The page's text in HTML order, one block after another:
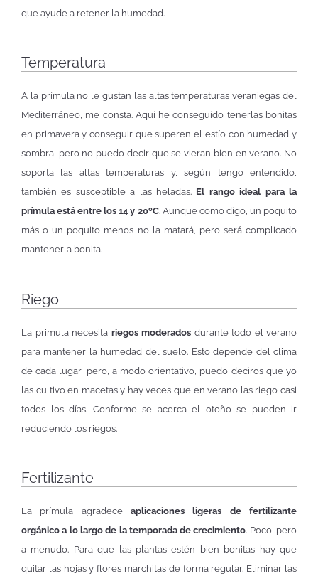
que ayude a retener la humedad.
Temperatura
A la prímula no le gustan las altas temperaturas veraniegas del
Mediterráneo, me consta. Aquí he conseguido tenerlas bonitas
en primavera y conseguir que superen el estío con humedad y
sombra, pero no puedo decir que se vieran bien en verano. No
soporta las altas temperaturas y, según tengo entendido,
también es susceptible a las heladas. El rango ideal para la
prímula está entre los 14 y 20ºC. Aunque como digo, un poquito
más o un poquito menos no la matará, pero será complicado
mantenerla bonita.
Riego
La primula necesita riegos moderados durante todo el verano
para mantener la humedad del suelo. Esto depende del clima
de cada lugar, pero, a modo orientativo, puedo deciros que yo
las cultivo en macetas y hay veces que en verano las riego casi
todos los días. Conforme se acerca el otoño se pueden ir
reduciendo los riegos.
Fertilizante
La prímula agradece aplicaciones ligeras de fertilizante
orgánico a lo largo de la temporada de crecimiento. Poco, pero
a menudo. Para que las plantas estén bien bonitas hay que
quitar las hojas y flores marchitas de forma regular. Eliminar las